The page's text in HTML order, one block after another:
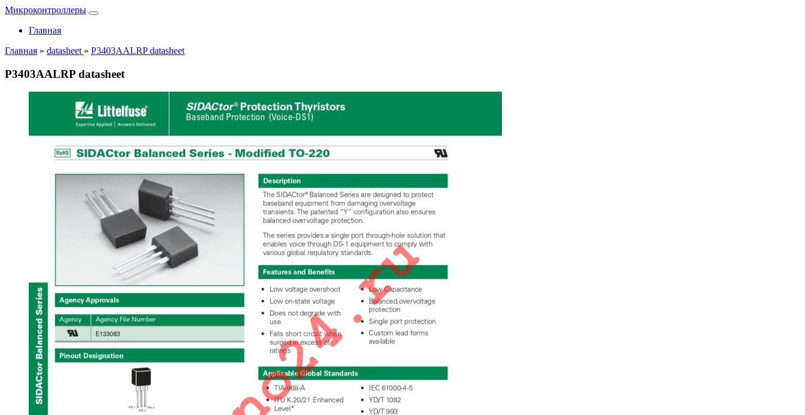
Микроконтроллеры
Главная
Главная » datasheet » P3403AALRP datasheet
P3403AALRP datasheet